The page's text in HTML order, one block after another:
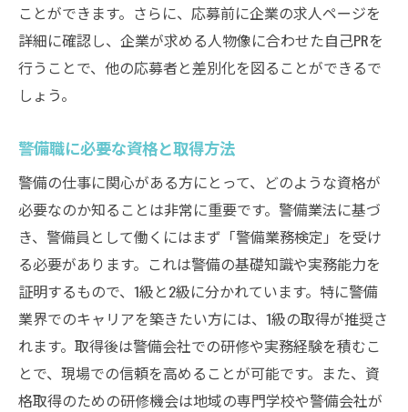
ことができます。さらに、応募前に企業の求人ページを
詳細に確認し、企業が求める人物像に合わせた自己PRを
行うことで、他の応募者と差別化を図ることができるで
しょう。
警備職に必要な資格と取得方法
警備の仕事に関心がある方にとって、どのような資格が
必要なのか知ることは非常に重要です。警備業法に基づ
き、警備員として働くにはまず「警備業務検定」を受け
る必要があります。これは警備の基礎知識や実務能力を
証明するもので、1級と2級に分かれています。特に警備
業界でのキャリアを築きたい方には、1級の取得が推奨さ
れます。取得後は警備会社での研修や実務経験を積むこ
とで、現場での信頼を高めることが可能です。また、資
格取得のための研修機会は地域の専門学校や警備会社が